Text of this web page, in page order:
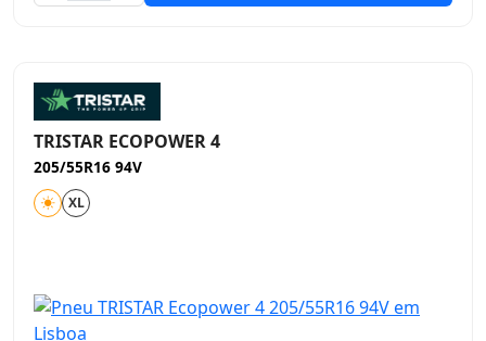
TRISTAR ECOPOWER 4
205/55R16 94V
XL